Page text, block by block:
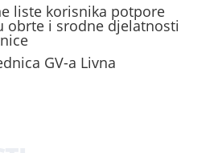
liste korisnika potpore
obrte i srodne djelatnosti
GV-a Livna